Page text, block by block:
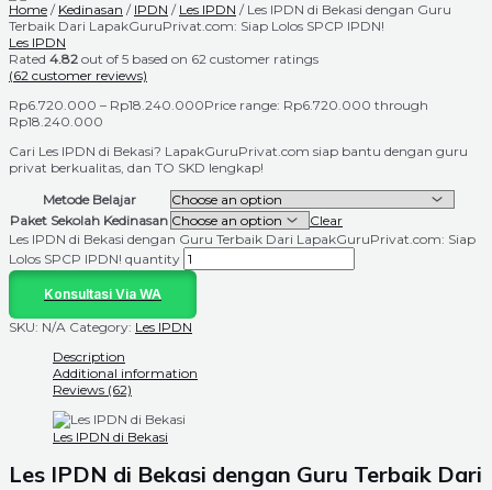
Home / Kedinasan / IPDN / Les IPDN / Les IPDN di Bekasi dengan Guru
Terbaik Dari LapakGuruPrivat.com: Siap Lolos SPCP IPDN!
Les IPDN
Rated 4.82 out of 5 based on 62 customer ratings
(62 customer reviews)
Rp6.720.000 – Rp18.240.000Price range: Rp6.720.000 through
Rp18.240.000
Cari Les IPDN di Bekasi? LapakGuruPrivat.com siap bantu dengan guru
privat berkualitas, dan TO SKD lengkap!
Metode Belajar
Paket Sekolah Kedinasan
Clear
Les IPDN di Bekasi dengan Guru Terbaik Dari LapakGuruPrivat.com: Siap
Lolos SPCP IPDN! quantity
Konsultasi Via WA
SKU: N/A Category: Les IPDN
Description
Additional information
Reviews (62)
Les IPDN di Bekasi
Les IPDN di Bekasi dengan Guru Terbaik Dari